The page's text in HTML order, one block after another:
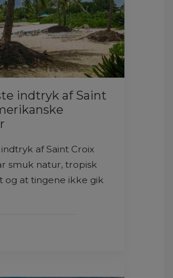
indtryk af Saint
af Saint Croix
smuk natur, tropisk
og at tingene ikke gik